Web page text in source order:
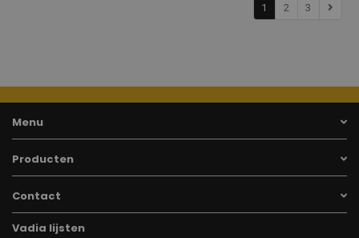
1 2 3
Menu
Producten
Contact
Vadia lijsten